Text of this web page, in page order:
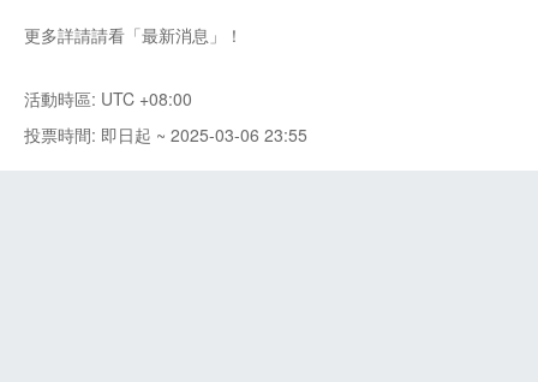
更多詳請請看「最新消息」！
活動時區: UTC +08:00
投票時間: 即日起 ~ 2025-03-06 23:55